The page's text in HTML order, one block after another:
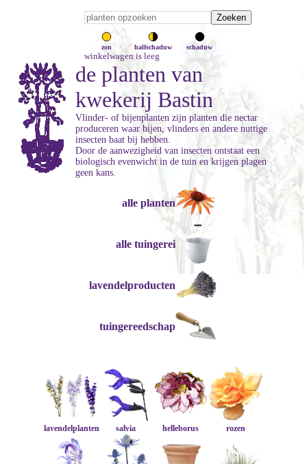
zon halfschaduw schaduw
winkelwagen is leeg
de planten van
kwekerij Bastin
Vlinder- of bijenplanten zijn planten die nectar
produceren waar bijen, vlinders en andere nuttige
insecten baat bij hebben.
Door de aanwezigheid van insecten ontstaat een
biologisch evenwicht in de tuin en krijgen plagen
geen kans.
alle planten
alle tuingerei
lavendelproducten
tuingereedschap
lavendelplanten salvia helleborus rozen